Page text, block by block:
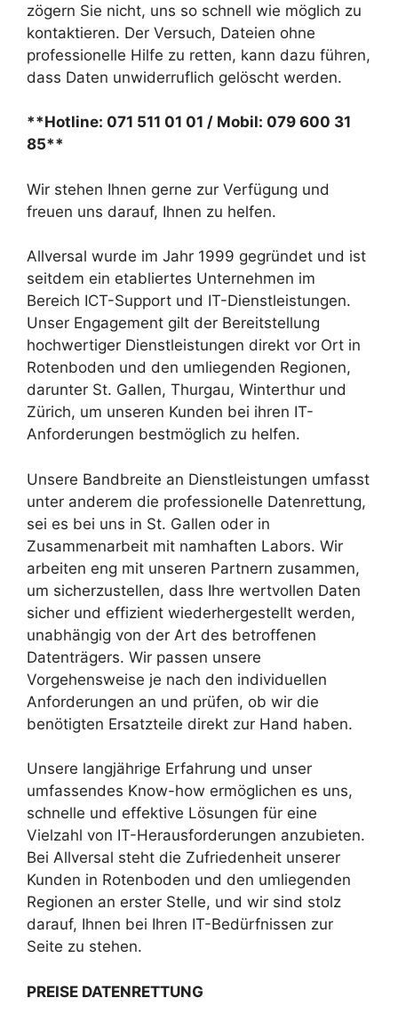
zögern Sie nicht, uns so schnell wie möglich zu
kontaktieren. Der Versuch, Dateien ohne
professionelle Hilfe zu retten, kann dazu führen,
dass Daten unwiderruflich gelöscht werden.
**Hotline: 071 511 01 01 / Mobil: 079 600 31
85**
Wir stehen Ihnen gerne zur Verfügung und
freuen uns darauf, Ihnen zu helfen.
Allversal wurde im Jahr 1999 gegründet und ist
seitdem ein etabliertes Unternehmen im
Bereich ICT-Support und IT-Dienstleistungen.
Unser Engagement gilt der Bereitstellung
hochwertiger Dienstleistungen direkt vor Ort in
Rotenboden und den umliegenden Regionen,
darunter St. Gallen, Thurgau, Winterthur und
Zürich, um unseren Kunden bei ihren IT-
Anforderungen bestmöglich zu helfen.
Unsere Bandbreite an Dienstleistungen umfasst
unter anderem die professionelle Datenrettung,
sei es bei uns in St. Gallen oder in
Zusammenarbeit mit namhaften Labors. Wir
arbeiten eng mit unseren Partnern zusammen,
um sicherzustellen, dass Ihre wertvollen Daten
sicher und effizient wiederhergestellt werden,
unabhängig von der Art des betroffenen
Datenträgers. Wir passen unsere
Vorgehensweise je nach den individuellen
Anforderungen an und prüfen, ob wir die
benötigten Ersatzteile direkt zur Hand haben.
Unsere langjährige Erfahrung und unser
umfassendes Know-how ermöglichen es uns,
schnelle und effektive Lösungen für eine
Vielzahl von IT-Herausforderungen anzubieten.
Bei Allversal steht die Zufriedenheit unserer
Kunden in Rotenboden und den umliegenden
Regionen an erster Stelle, und wir sind stolz
darauf, Ihnen bei Ihren IT-Bedürfnissen zur
Seite zu stehen.
PREISE DATENRETTUNG